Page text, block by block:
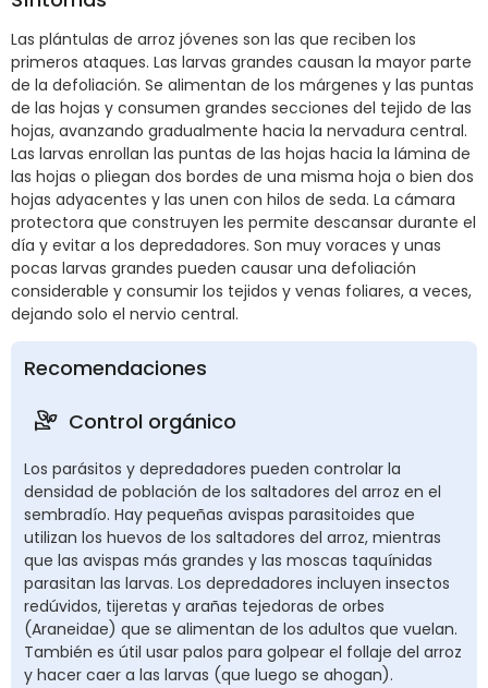
Las plántulas de arroz jóvenes son las que reciben los
primeros ataques. Las larvas grandes causan la mayor parte
de la defoliación. Se alimentan de los márgenes y las puntas
de las hojas y consumen grandes secciones del tejido de las
hojas, avanzando gradualmente hacia la nervadura central.
Las larvas enrollan las puntas de las hojas hacia la lámina de
las hojas o pliegan dos bordes de una misma hoja o bien dos
hojas adyacentes y las unen con hilos de seda. La cámara
protectora que construyen les permite descansar durante el
día y evitar a los depredadores. Son muy voraces y unas
pocas larvas grandes pueden causar una defoliación
considerable y consumir los tejidos y venas foliares, a veces,
dejando solo el nervio central.
Recomendaciones
Control orgánico
Los parásitos y depredadores pueden controlar la
densidad de población de los saltadores del arroz en el
sembradío. Hay pequeñas avispas parasitoides que
utilizan los huevos de los saltadores del arroz, mientras
que las avispas más grandes y las moscas taquínidas
parasitan las larvas. Los depredadores incluyen insectos
redúvidos, tijeretas y arañas tejedoras de orbes
(Araneidae) que se alimentan de los adultos que vuelan.
También es útil usar palos para golpear el follaje del arroz
y hacer caer a las larvas (que luego se ahogan).